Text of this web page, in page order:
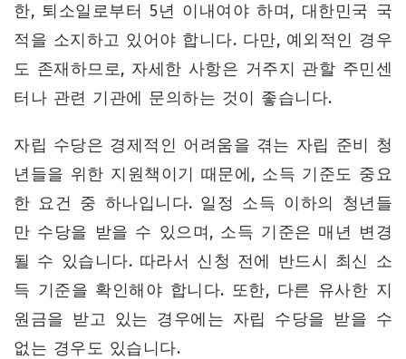
한, 퇴소일로부터 5년 이내여야 하며, 대한민국 국
적을 소지하고 있어야 합니다. 다만, 예외적인 경우
도 존재하므로, 자세한 사항은 거주지 관할 주민센
터나 관련 기관에 문의하는 것이 좋습니다.
자립 수당은 경제적인 어려움을 겪는 자립 준비 청
년들을 위한 지원책이기 때문에, 소득 기준도 중요
한 요건 중 하나입니다. 일정 소득 이하의 청년들
만 수당을 받을 수 있으며, 소득 기준은 매년 변경
될 수 있습니다. 따라서 신청 전에 반드시 최신 소
득 기준을 확인해야 합니다. 또한, 다른 유사한 지
원금을 받고 있는 경우에는 자립 수당을 받을 수
없는 경우도 있습니다.